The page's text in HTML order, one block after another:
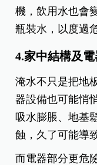
機，飲用水也會
瓶裝水，以度過
4.家中結構及
淹水不只是把地
器設備也可能悄
吸水膨脹、地基
蝕，久了可能導
而電器部分更危